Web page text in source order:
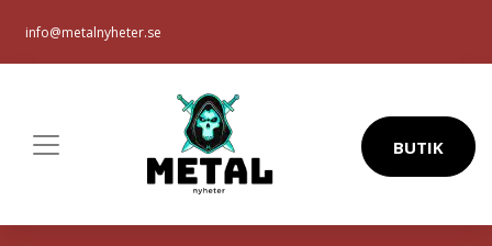
info@metalnyheter.se
BUTIK